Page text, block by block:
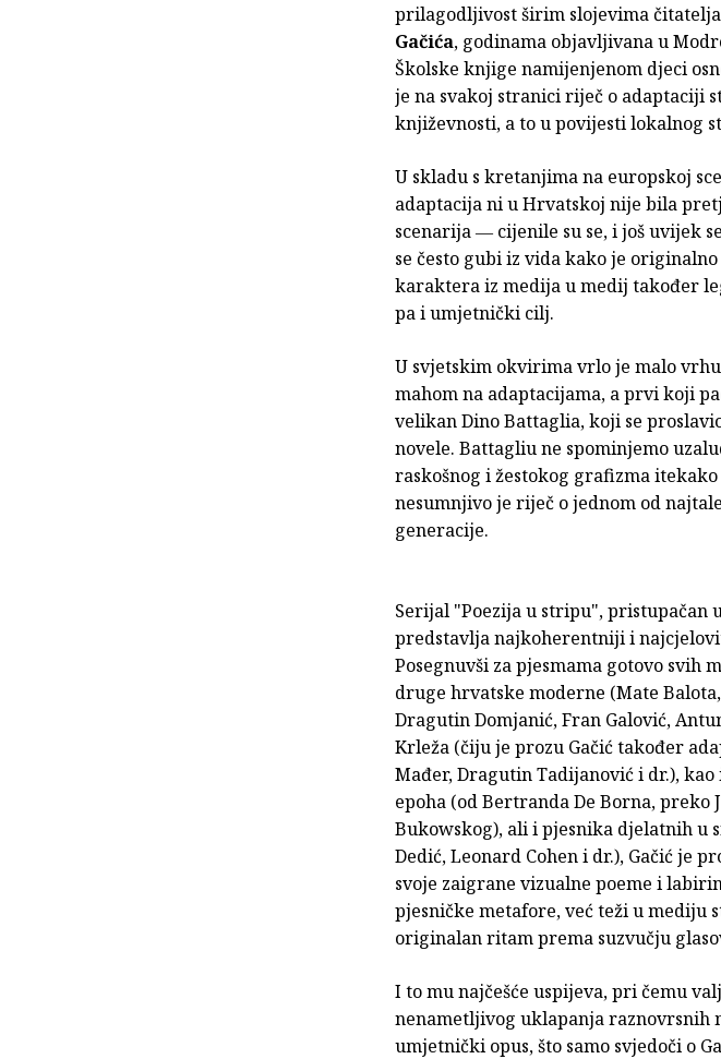
prilagodljivost širim slojevima
Gačića, godinama objavljivana u
Školske knjige namijenjenom djeci
je na svakoj stranici riječ o adaptaciji
književnosti, a to u povijesti lokalnog
U skladu s kretanjima na europskoj
adaptacija ni u Hrvatskoj nije bila
scenarija ― cijenile su se, i još uvijek
se često gubi iz vida kako je
karaktera iz medija u medij također
pa i umjetnički cilj.
U svjetskim okvirima vrlo je malo
mahom na adaptacijama, a prvi koji
velikan Dino Battaglia, koji se
novele. Battagliu ne spominjemo
raskošnog i žestokog grafizma
nesumnjivo je riječ o jednom od
generacije.
Serijal "Poezija u stripu",
predstavlja najkoherentniji i
Posegnuvši za pjesmama gotovo
druge hrvatske moderne (Mate
Dragutin Domjanić, Fran Galović,
Krleža (čiju je prozu Gačić također
Mađer, Dragutin Tadijanović i dr.),
epoha (od Bertranda De Borna, preko
Bukowskog), ali i pjesnika djelatnih u
Dedić, Leonard Cohen i dr.), Gačić je
svoje zaigrane vizualne poeme i
pjesničke metafore, već teži u mediju
originalan ritam prema suzvučju
I to mu najčešće uspijeva, pri čemu
nenametljivog uklapanja
umjetnički opus, što samo svjedoči o